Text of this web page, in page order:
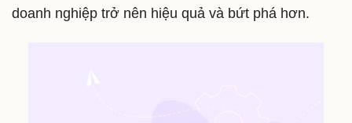
doanh nghiệp trở nên hiệu quả và bứt phá hơn.